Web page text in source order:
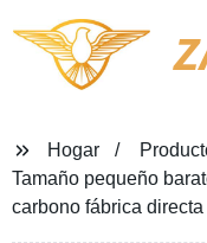
Hogar
Tamaño pequeño
carbono fábrica directa